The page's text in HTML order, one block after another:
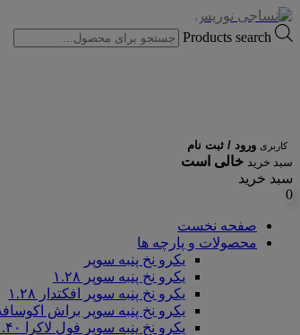
Products search
کاربری ورود / ثبت نام
سبد خرید خالی است
سبد خرید
0
صفحه نخست
محصولات و پارچه ها
یکرو نخ پنبه سوپر
یکرو نخ پنبه سوپر ۱.۲۸
یکرو نخ پنبه سوپر افکتدار ۱.۲۸
یکرو نخ پنبه سوپر براش اکوسافت
یکرو نخ پنبه سوپر فول لاکرا ۱.۴۰